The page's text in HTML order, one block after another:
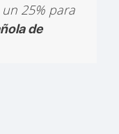
25% para
de